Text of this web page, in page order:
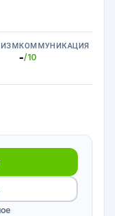
КОММУНИКАЦИЯ
-/10